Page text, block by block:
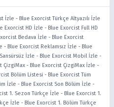
İzle - Blue Exorcist Türkçe Altyazılı İzle
Exorcist HD İzle - Blue Exorcist Full HD
Bedava İzle - Blue Exorcist
- Blue Exorcist Reklamsız İzle - Blue
İzle - Blue Exorcist Mobil İzle -
ÇizgiMax - Blue Exorcist ÇizgiMax İzle -
Bölüm Listesi - Blue Exorcist Tüm
İzle - Blue Exorcist Son Bölüm İzle -
1. Sezon Türkçe İzle - Blue Exorcist 1.
İzle - Blue Exorcist 1. Bölüm Türkçe